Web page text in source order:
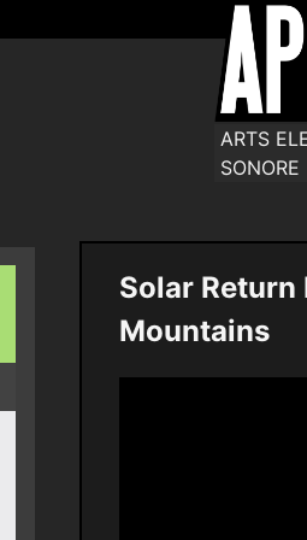
ARTS
SONORE
Solar
Mountains